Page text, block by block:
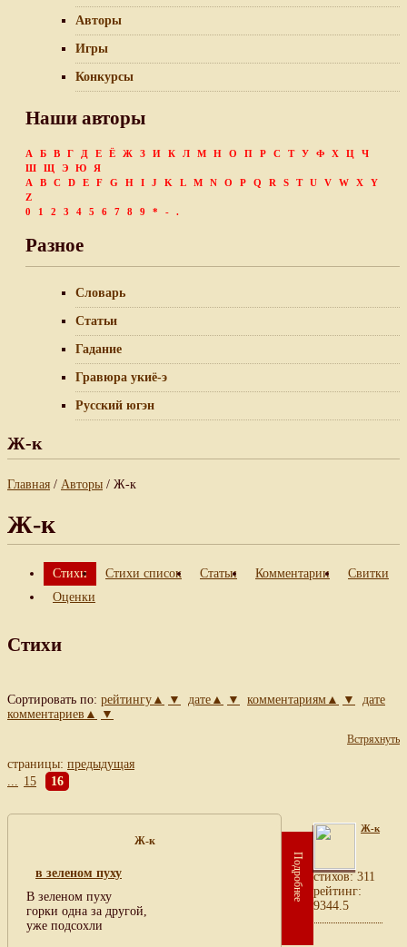
Авторы
Игры
Конкурсы
Наши авторы
А Б В Г Д Е Ё Ж З И К Л М Н О П Р С Т У Ф Х Ц
Ч
Ш
Щ Э Ю
Я
A
B C D E F G H I J K L M N O P Q R S T U V W X
Y
Z
0
1 2 3 4 5 6 7 8 9 * - .
Разное
Словарь
Статьи
Гадание
Гравюра укиё-э
Русский югэн
Ж-к
Главная / Авторы / Ж-к
Ж-к
Стихи Стихи список Статьи Комментарии
Свитки
Оценки
Стихи
Сортировать по: рейтингу▲ ▼ дате▲ ▼ комментариям▲ ▼
дате
комментариев▲
▼
Встряхнуть
страницы: предыдущая
15 16
Ж-к
в зеленом пуху
В зеленом пуху
горки одна за другой,
уже подсохли
Подробнее
Ж-к
cтихов: 311
рейтинг:
9344.5